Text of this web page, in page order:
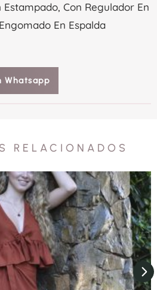
Estampado, Con Regulador En
En Espalda
Whatsapp
RELACIONADOS